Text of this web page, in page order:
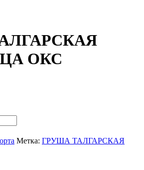
ОКС
Метка: ГРУША ТАЛГАРСКАЯ